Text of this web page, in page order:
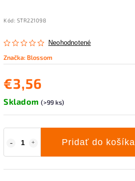
Kód: STR221098
Neohodnotené
Značka: Blossom
€3,56
Skladom (>99 ks)
Pridať do košíka